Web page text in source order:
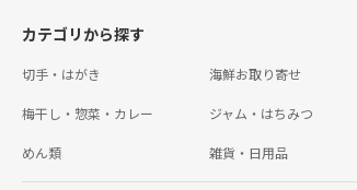
カテゴリから探す
切手・はがき 海鮮お取り寄せ
梅干し・惣菜・カレー ジャム・はちみつ
めん類 雑貨・日用品